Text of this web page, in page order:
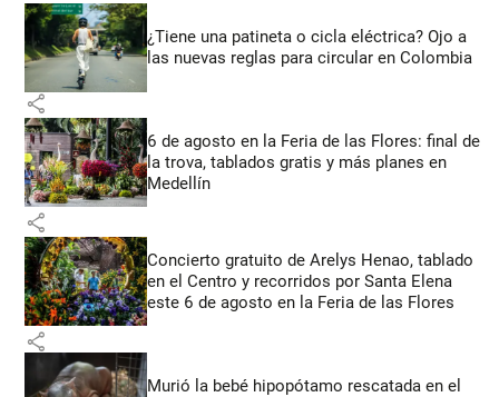
¿Tiene una patineta o cicla eléctrica? Ojo a
las nuevas reglas para circular en Colombia
share
6 de agosto en la Feria de las Flores: final de
la trova, tablados gratis y más planes en
Medellín
share
Concierto gratuito de Arelys Henao, tablado
en el Centro y recorridos por Santa Elena
este 6 de agosto en la Feria de las Flores
share
Murió la bebé hipopótamo rescatada en el